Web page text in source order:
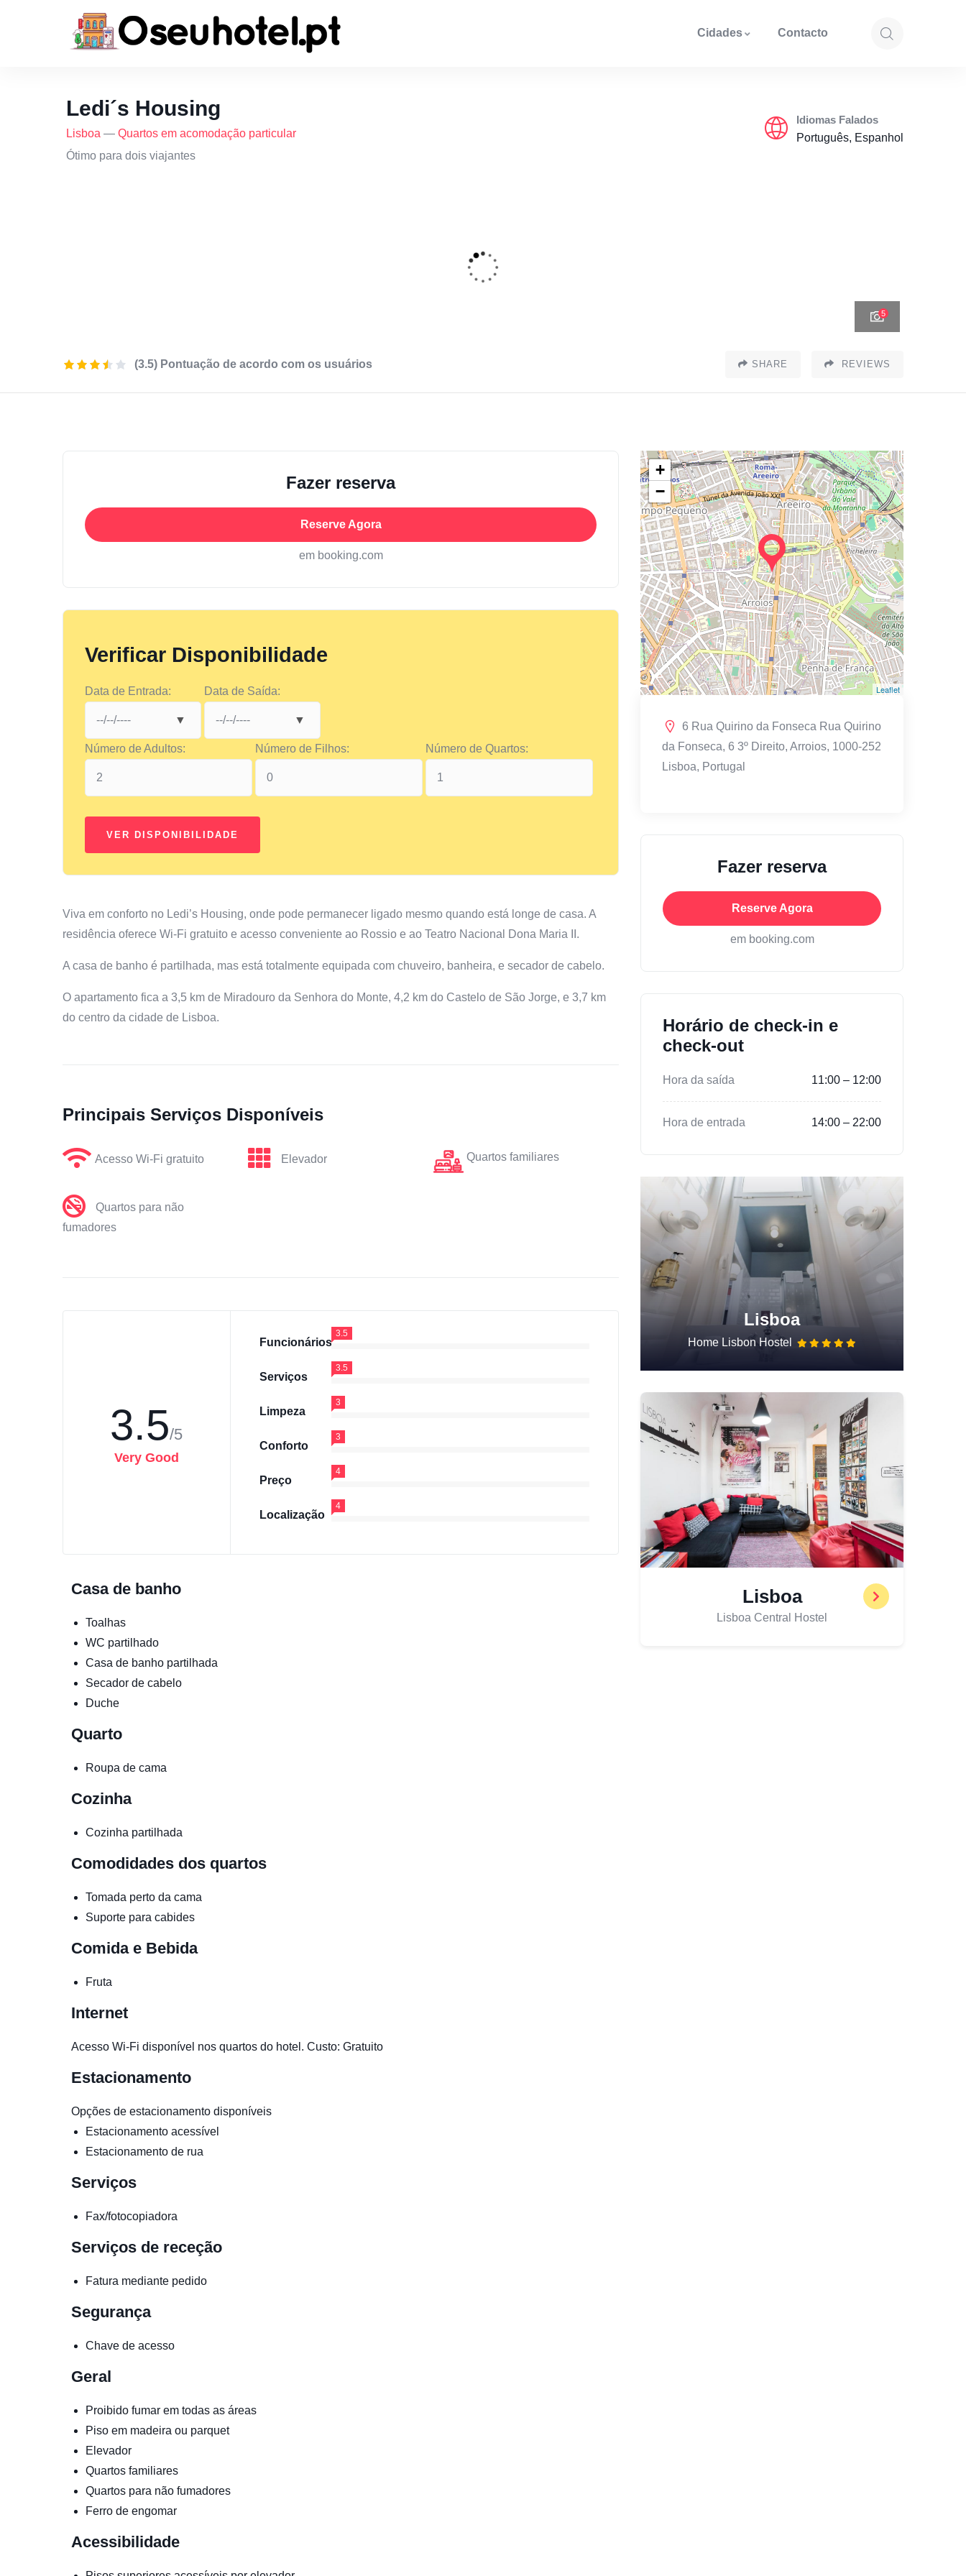
Cidades Contacto
Ledi´s Housing
Lisboa — Quartos em acomodação particular
Ótimo para dois viajantes
Idiomas Falados
Português, Espanhol
5
(3.5) Pontuação de acordo com os usuários SHARE REVIEWS
Fazer reserva
Reserve Agora
em booking.com
Verificar Disponibilidade
Data de Entrada: Data de Saída:
Número de Adultos: Número de Filhos: Número de Quartos:
Viva em conforto no Ledi’s Housing, onde pode permanecer ligado mesmo quando está longe de casa. A
residência oferece Wi-Fi gratuito e acesso conveniente ao Rossio e ao Teatro Nacional Dona Maria II.
A casa de banho é partilhada, mas está totalmente equipada com chuveiro, banheira, e secador de cabelo.
O apartamento fica a 3,5 km de Miradouro da Senhora do Monte, 4,2 km do Castelo de São Jorge, e 3,7 km
do centro da cidade de Lisboa.
Principais Serviços Disponíveis
Acesso Wi-Fi gratuito Elevador Quartos familiares
Quartos para não
fumadores
3.5/5
Very Good
Funcionários
3.5
Serviços
3.5
Limpeza
3
Conforto
3
Preço
4
Localização
4
Casa de banho
Toalhas
WC partilhado
Casa de banho partilhada
Secador de cabelo
Duche
Quarto
Roupa de cama
Cozinha
Cozinha partilhada
Comodidades dos quartos
Tomada perto da cama
Suporte para cabides
Comida e Bebida
Fruta
Internet
Acesso Wi-Fi disponível nos quartos do hotel. Custo: Gratuito
Estacionamento
Opções de estacionamento disponíveis
Estacionamento acessível
Estacionamento de rua
Serviços
Fax/fotocopiadora
Serviços de receção
Fatura mediante pedido
Segurança
Chave de acesso
Geral
Proibido fumar em todas as áreas
Piso em madeira ou parquet
Elevador
Quartos familiares
Quartos para não fumadores
Ferro de engomar
Acessibilidade
+
−
Leaflet
6 Rua Quirino da Fonseca Rua Quirino
da Fonseca, 6 3º Direito, Arroios, 1000-252
Lisboa, Portugal
Fazer reserva
Reserve Agora
em booking.com
Horário de check-in e
check-out
Hora da saída 11:00 – 12:00
Hora de entrada 14:00 – 22:00
Lisboa
Home Lisbon Hostel
Lisboa
Lisboa Central Hostel